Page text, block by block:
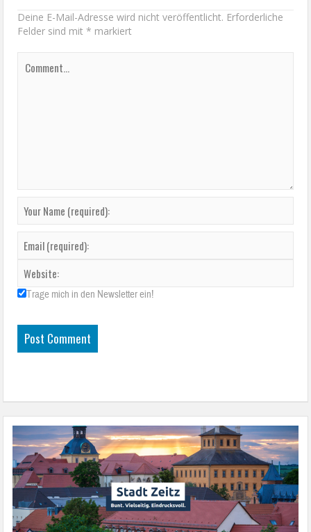
Deine E-Mail-Adresse wird nicht veröffentlicht. Erforderliche
Felder sind mit* markiert
Trage mich in den Newsletter ein!